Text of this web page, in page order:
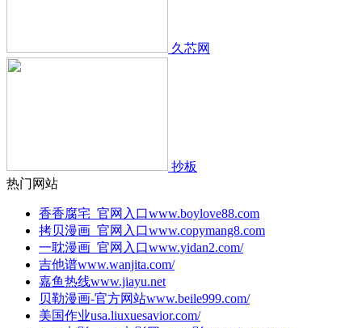
久芯网
抄板
热门网站
香香腐宅_官网入口www.boylove88.com
拷贝漫画_官网入口www.copymang8.com
一耽漫画_官网入口www.yidan2.com/
吉他谱www.wanjita.com/
嘉鱼热线www.jiayu.net
贝勒漫画-官方网站www.beile999.com/
美国作业usa.liuxuesavior.com/